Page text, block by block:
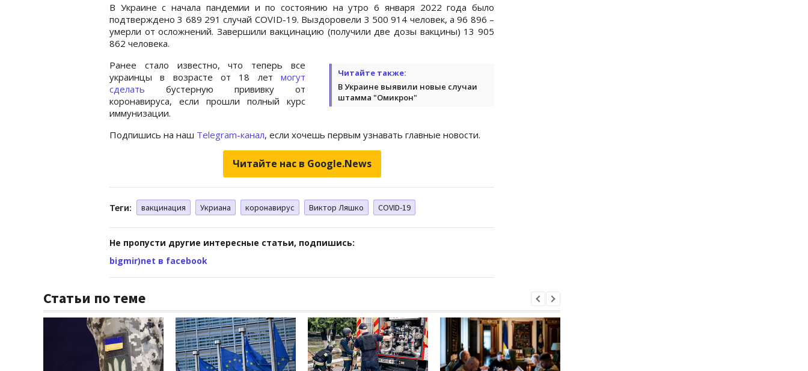
В Украине с начала пандемии и по состоянию на утро 6 января 2022 года было
подтверждено 3 689 291 случай СOVID-19. Выздоровели 3 500 914 человек, а 96 896 –
умерли от осложнений. Завершили вакцинацию (получили две дозы вакцины) 13 905
862 человека.
Читайте также:
В Украине выявили новые случаи
штамма "Омикрон"
Ранее стало известно, что теперь все
украинцы в возрасте от 18 лет могут
сделать бустерную прививку от
коронавируса, если прошли полный курс
иммунизации.
Подпишись на наш Telegram-канал, если хочешь первым узнавать главные новости.
Читайте нас в Google.News
Теги: вакцинация Укриана коронавирус Виктор Ляшко СOVID-19
Не пропусти другие интересные статьи, подпишись:
bigmir)net в facebook
Статьи по теме